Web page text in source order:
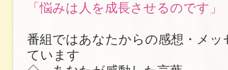
「悩みは人を成長させるのです」
番組ではあなたからの感想・メッ
ています